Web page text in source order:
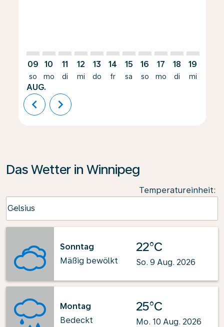
09
so
AUG.
10
mo
11
di
12
mi
13
do
14
fr
15
sa
16
so
17
mo
18
di
19
mi
chevron_left chevron_right
Das Wetter in Winnipeg
Temperatureinheit:
Celsius
keyboard_arrow_down
Sonntag
Mäßig bewölkt
22°C
So. 9 Aug. 2026
Montag
Bedeckt
25°C
Mo. 10 Aug. 2026